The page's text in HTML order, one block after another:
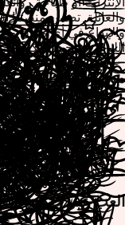
والعائلة. تضمن منصتنا
والإبداع في أي مكان
اللوحي أو جهاز
موضوعات تلوين
قوارب التنانين
فوانيس
سباق التنانين
مشاهد مهرجان
الحشود الاحتفالية
العب عبر جميع